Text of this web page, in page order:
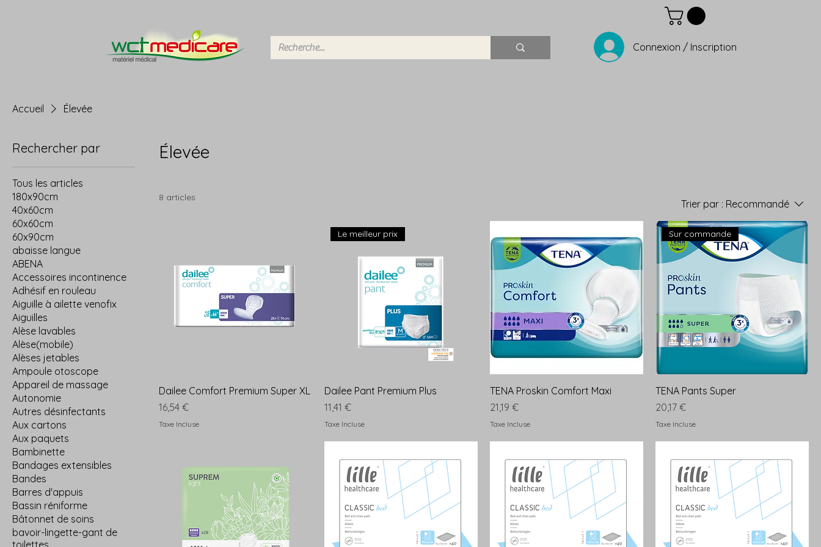
Connexion / Inscription
Accueil Élevée
Rechercher par
Tous les articles
180x90cm
40x60cm
60x60cm
60x90cm
abaisse langue
ABENA
Accessoires incontinence
Adhésif en rouleau
Aiguille à ailette venofix
Aiguilles
Alèse lavables
Alèse(mobile)
Alèses jetables
Ampoule otoscope
Appareil de massage
Autonomie
Autres désinfectants
Aux cartons
Aux paquets
Bambinette
Bandages extensibles
Bandes
Barres d'appuis
Bassin réniforme
Bâtonnet de soins
bavoir-lingette-gant de
Élevée
8 articles
Trier par : Recommandé
Dailee Comfort Premium Super XL
Prix
16,54 €
Taxe Incluse
Le meilleur prix
Dailee Pant Premium Plus
Prix
11,41 €
Taxe Incluse
TENA Proskin Comfort Maxi
Prix
21,19 €
Taxe Incluse
Sur commande
TENA Pants Super
Prix
20,17 €
Taxe Incluse